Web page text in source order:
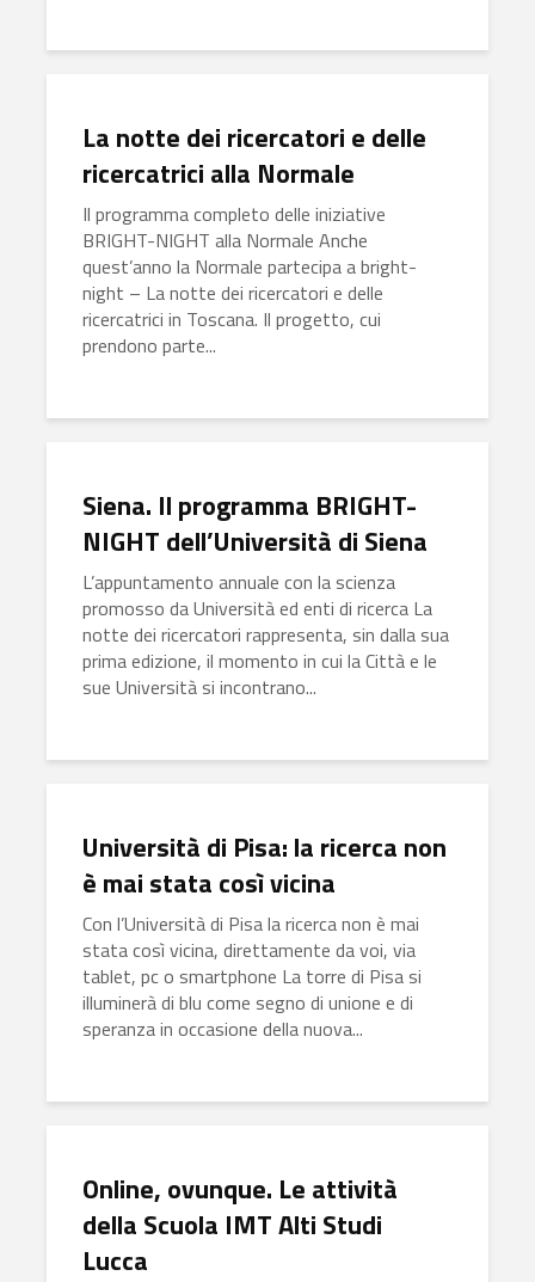
La notte dei ricercatori e delle
ricercatrici alla Normale
Il programma completo delle iniziative
BRIGHT-NIGHT alla Normale Anche
quest’anno la Normale partecipa a bright-
night – La notte dei ricercatori e delle
ricercatrici in Toscana. Il progetto, cui
prendono parte...
Siena. Il programma BRIGHT-
NIGHT dell’Università di Siena
L’appuntamento annuale con la scienza
promosso da Università ed enti di ricerca La
notte dei ricercatori rappresenta, sin dalla sua
prima edizione, il momento in cui la Città e le
sue Università si incontrano...
Università di Pisa: la ricerca non
è mai stata così vicina
Con l’Università di Pisa la ricerca non è mai
stata così vicina, direttamente da voi, via
tablet, pc o smartphone La torre di Pisa si
illuminerà di blu come segno di unione e di
speranza in occasione della nuova...
Online, ovunque. Le attività
della Scuola IMT Alti Studi
Lucca